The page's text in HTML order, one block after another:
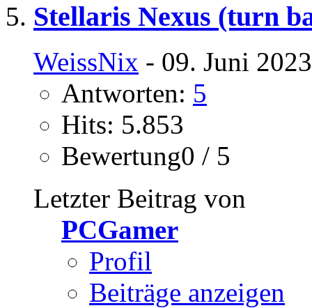
Stellaris Nexus (turn
WeissNix - 09. Juni
Antworten: 5
Hits: 5.853
Bewertung0 / 5
Letzter Beitrag von
PCGamer
Profil
Beiträge anzeigen